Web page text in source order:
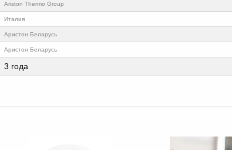
Ariston Thermo Group
Италия
Аристон Беларусь
Аристон Беларусь
3 года